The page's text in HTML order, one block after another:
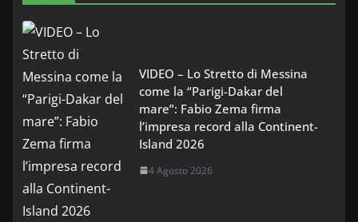
VIDEO – Lo Stretto di Messina
come la “Parigi-Dakar del
mare”: Fabio Zema firma
l’impresa record alla Continent-
Island 2026
4 Agosto 2026